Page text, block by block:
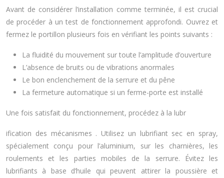
Avant de considérer l’installation comme terminée, il est crucial
de procéder à un test de fonctionnement approfondi. Ouvrez et
fermez le portillon plusieurs fois en vérifiant les points suivants :
La fluidité du mouvement sur toute l’amplitude d’ouverture
L’absence de bruits ou de vibrations anormales
Le bon enclenchement de la serrure et du pêne
La fermeture automatique si un ferme-porte est installé
Une fois satisfait du fonctionnement, procédez à la lubr
ification des mécanismes . Utilisez un lubrifiant sec en spray,
spécialement conçu pour l’aluminium, sur les charnières, les
roulements et les parties mobiles de la serrure. Évitez les
lubrifiants à base d’huile qui peuvent attirer la poussière et